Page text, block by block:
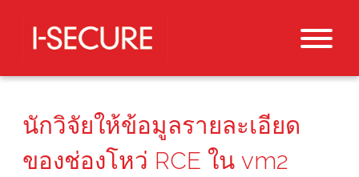
นักวิจัยให้ข้อมูลรายละเอียด
ของช่องโหว่ RCE ใน vm2